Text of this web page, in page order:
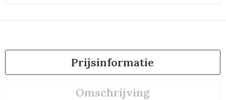
Prijsinformatie
Omschrijving